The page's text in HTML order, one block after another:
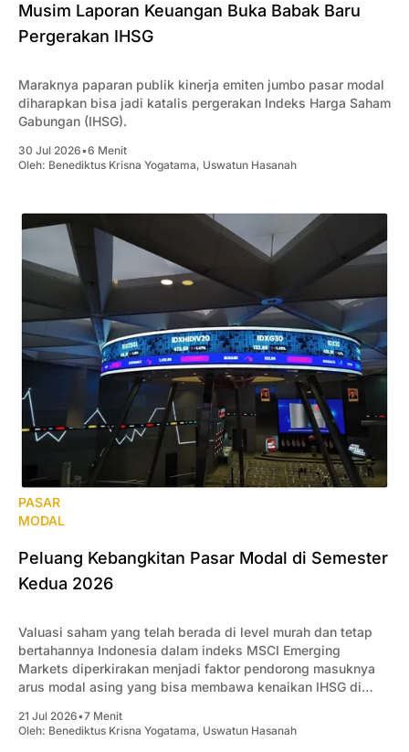
‎Musim Laporan Keuangan Buka Babak Baru
Pergerakan IHSG
Maraknya paparan publik kinerja emiten jumbo pasar modal
diharapkan bisa jadi katalis pergerakan Indeks Harga Saham
Gabungan (IHSG).
30 Jul 2026•6 Menit
Oleh: Benediktus Krisna Yogatama, Uswatun Hasanah
PASAR
MODAL
Peluang Kebangkitan Pasar Modal di Semester
Kedua 2026
Valuasi saham yang telah berada di level murah dan tetap
bertahannya Indonesia dalam indeks MSCI Emerging
Markets diperkirakan menjadi faktor pendorong masuknya
arus modal asing yang bisa membawa kenaikan IHSG di
21 Jul 2026•7 Menit
Oleh: Benediktus Krisna Yogatama, Uswatun Hasanah